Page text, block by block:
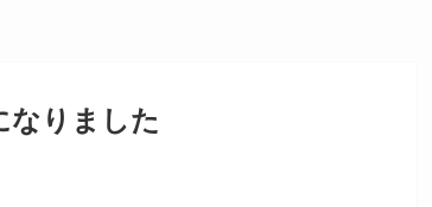
なりました